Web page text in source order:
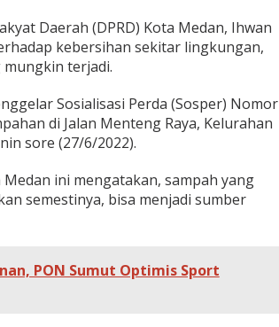
Daerah (DPRD) Kota Medan, Ihwan
kebersihan sekitar lingkungan,
terjadi.
Sosialisasi Perda (Sosper) Nomor
di Jalan Menteng Raya, Kelurahan
sore (27/6/2022).
ini mengatakan, sampah yang
semestinya, bisa menjadi sumber
PON Sumut Optimis Sport